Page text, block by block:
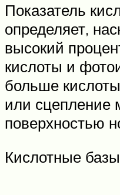
Показатель
определяет,
высокий
кислоты и
больше
или сцепление
поверхностью
Кислотные базы